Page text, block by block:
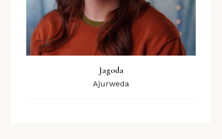
Jagoda
Ajurweda